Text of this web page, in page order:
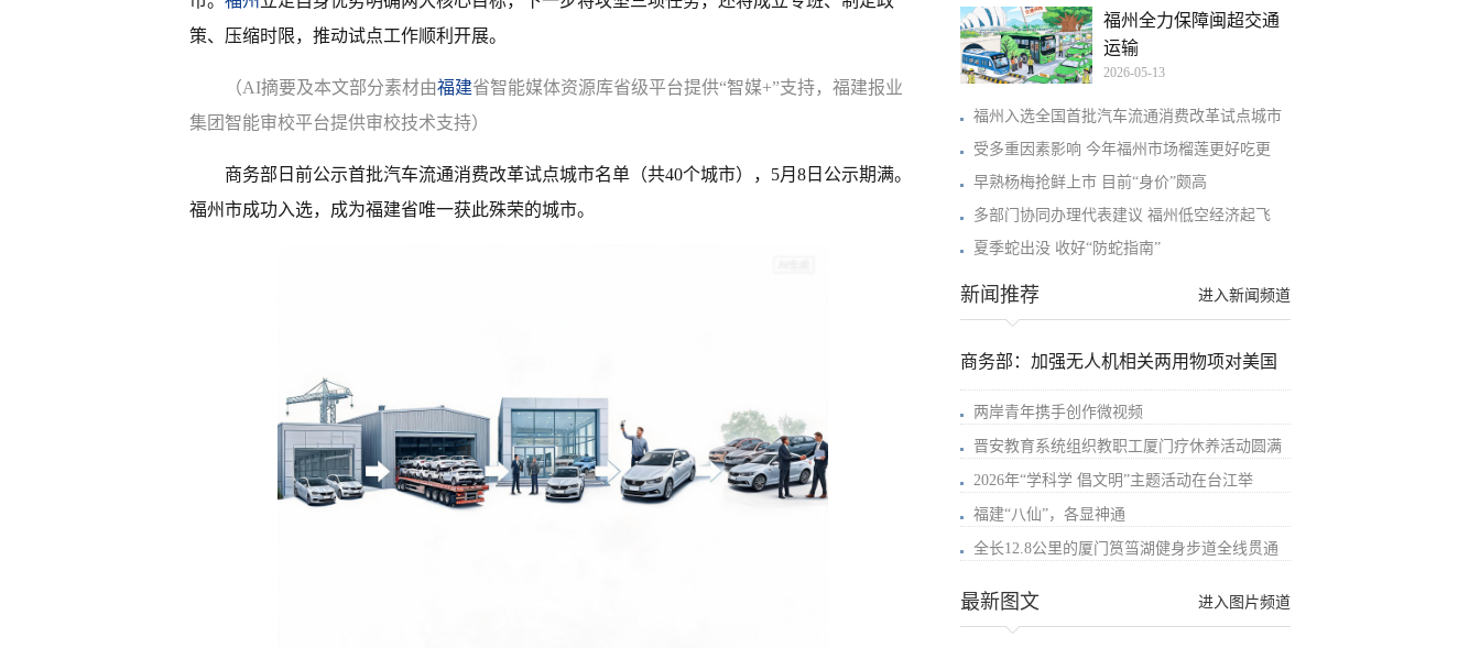
策、压缩时限，推动试点工作顺利开展。
（AI摘要及本文部分素材由福建省智能媒体资源库省级平台提供“智媒+”支持，福建报业
集团智能审校平台提供审校技术支持）
商务部日前公示首批汽车流通消费改革试点城市名单（共40个城市），5月8日公示期满。
福州市成功入选，成为福建省唯一获此殊荣的城市。
福州全力保障闽超交通
运输
2026-05-13
福州入选全国首批汽车流通消费改革试点城市
受多重因素影响 今年福州市场榴莲更好吃更
早熟杨梅抢鲜上市 目前“身价”颇高
多部门协同办理代表建议 福州低空经济起飞
夏季蛇出没 收好“防蛇指南”
进入新闻频道
新闻推荐
商务部：加强无人机相关两用物项对美国
两岸青年携手创作微视频
晋安教育系统组织教职工厦门疗休养活动圆满
2026年“学科学 倡文明”主题活动在台江举
福建“八仙”，各显神通
全长12.8公里的厦门筼筜湖健身步道全线贯通
进入图片频道
最新图文